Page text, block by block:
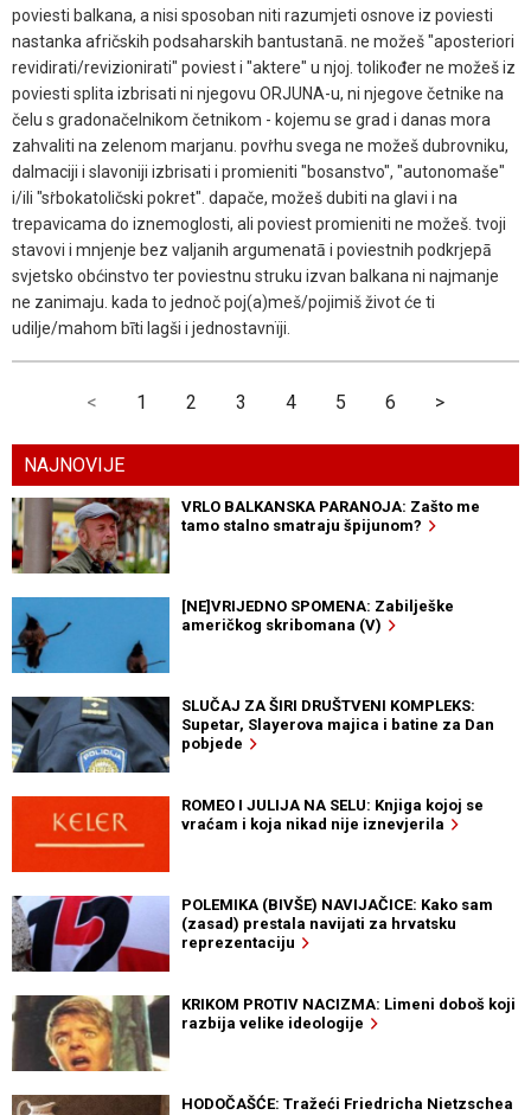
poviesti balkana, a nisi sposoban niti razumjeti osnove iz poviesti
nastanka afričskih podsaharskih bantustanā. ne možeš "aposteriori
revidirati/revizionirati" poviest i "aktere" u njoj. tolikođer ne možeš iz
poviesti splita izbrisati ni njegovu ORJUNA-u, ni njegove četnike na
čelu s gradonačelnikom četnikom - kojemu se grad i danas mora
zahvaliti na zelenom marjanu. povṙhu svega ne možeš dubrovniku,
dalmaciji i slavoniji izbrisati i promieniti "bosanstvo", "autonomaše"
i/ili "sṙbokatoličski pokret". dapače, možeš dubiti na glavi i na
trepavicama do iznemoglosti, ali poviest promieniti ne možeš. tvoji
stavovi i mnjenje bez valjanih argumenatā i poviestnih podkrjepā
svjetsko obćinstvo ter poviestnu struku izvan balkana ni najmanje
ne zanimaju. kada to jednoč poj(a)meš/pojimiš život će ti
udilje/mahom bīti lagši i jednostavnïji.
< 1 2 3 4 5 6 >
NAJNOVIJE
VRLO BALKANSKA PARANOJA: Zašto me
tamo stalno smatraju špijunom?
[NE]VRIJEDNO SPOMENA: Zabilješke
američkog skribomana (V)
SLUČAJ ZA ŠIRI DRUŠTVENI KOMPLEKS:
Supetar, Slayerova majica i batine za Dan
pobjede
ROMEO I JULIJA NA SELU: Knjiga kojoj se
vraćam i koja nikad nije iznevjerila
POLEMIKA (BIVŠE) NAVIJAČICE: Kako sam
(zasad) prestala navijati za hrvatsku
reprezentaciju
KRIKOM PROTIV NACIZMA: Limeni doboš koji
razbija velike ideologije
HODOČAŠĆE: Tražeći Friedricha Nietzschea